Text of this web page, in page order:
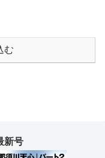
む
新号